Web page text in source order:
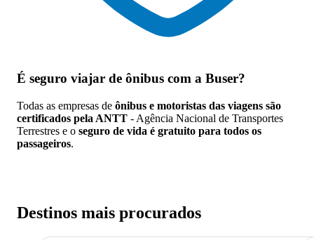
É seguro viajar de ônibus com a Buser?
Todas as empresas de ônibus e motoristas das viagens são
certificados pela ANTT - Agência Nacional de Transportes
Terrestres e o seguro de vida é gratuito para todos os
passageiros.
Destinos mais procurados